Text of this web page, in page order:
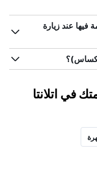
فيها عند زيارة
(تكساس)؟
في اتلانتا